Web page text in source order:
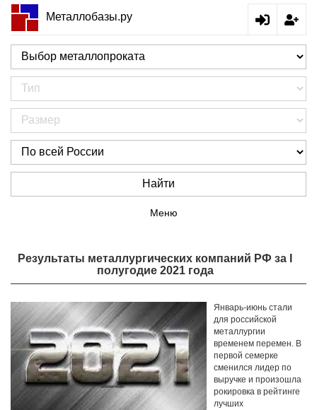
Металлобазы.ру
Найти
Меню
​Результаты металлургических компаний РФ за I
полугодие 2021 года
Январь-июнь стали
для российской
металлургии
временем перемен. В
первой семерке
сменился лидер по
выручке и произошла
рокировка в рейтинге
лучших